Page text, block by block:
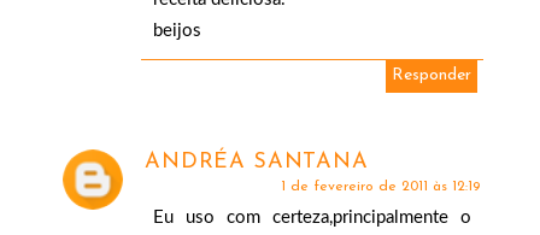
beijos
Responder
ANDRÉA SANTANA
1 de fevereiro de 2011 às 12:19
Eu uso com certeza,principalmente o